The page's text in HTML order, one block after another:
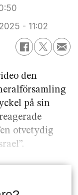
- 11:02
den
på sin
otvetydig